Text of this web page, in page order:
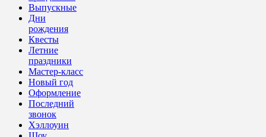
Выпускные
Дни
рождения
Квесты
Летние
праздники
Мастер-класс
Новый год
Оформление
Последний
звонок
Хэллоуин